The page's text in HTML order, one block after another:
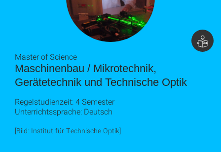
Maschinenbau / Mikrotechnik,
Gerätetechnik und Technische Optik
Master of Science
Regelstudienzeit: 4 Semester
Unterrichtssprache: Deutsch
[Bild: Institut für Technische Optik]